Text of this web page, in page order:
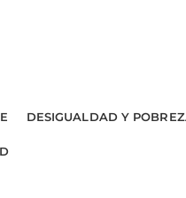
DESIGUALDAD Y